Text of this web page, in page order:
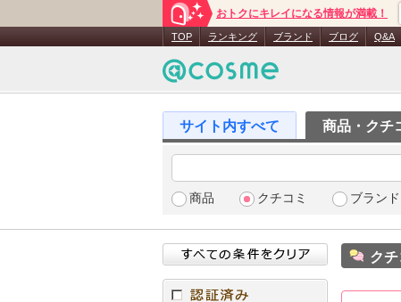
おトクにキレイになる情報が満載！
TOP ランキング ブランド ブログ Q&A
商品・クチ
商品 クチコミ ブラン
ク